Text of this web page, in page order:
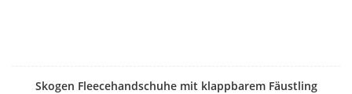
Skogen Fleecehandschuhe mit klappbarem Fäustling